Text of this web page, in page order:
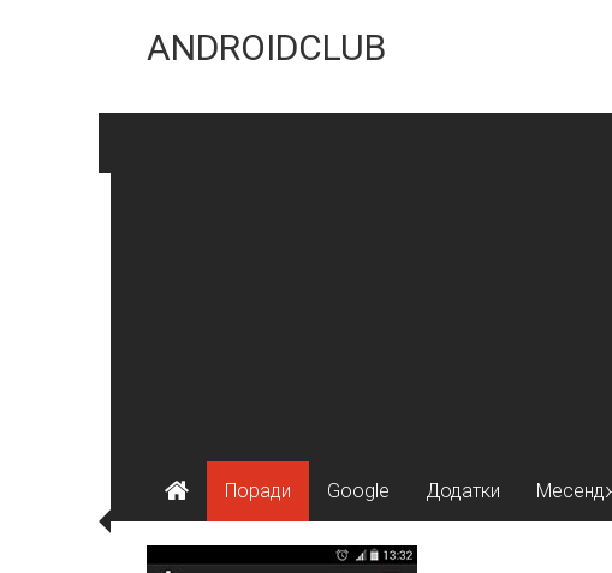
contentANDROIDCLUB
Поради Google Додатки